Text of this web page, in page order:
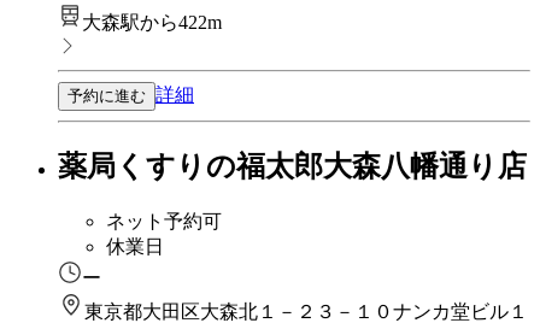
大森駅から422m
予約に進む 詳細
薬局くすりの福太郎大森八幡通り店
ネット予約可
休業日
ー
東京都大田区大森北１－２３－１０ナンカ堂ビル１